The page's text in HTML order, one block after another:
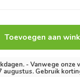
Toevoegen aan
- Vanwege
augustus. Gebruik